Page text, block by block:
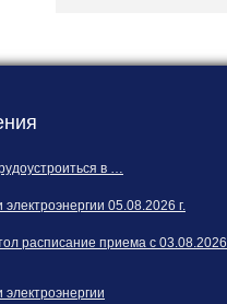
в …
05.08.2026 г.
расписание приема с 03.08.2026